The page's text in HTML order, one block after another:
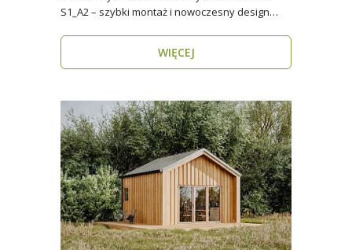
S1_A2 – szybki montaż i nowoczesny design
WIĘCEJ